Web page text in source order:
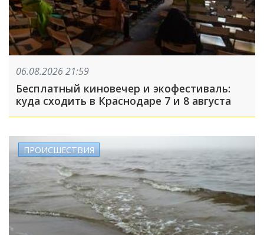
06.08.2026 21:59
Бесплатный киновечер и экофестиваль:
куда сходить в Краснодаре 7 и 8 августа
ПРОИСШЕСТВИЯ